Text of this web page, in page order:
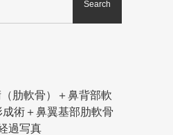
肋軟骨）＋鼻背部軟
術＋鼻翼基部肋軟骨
過写真